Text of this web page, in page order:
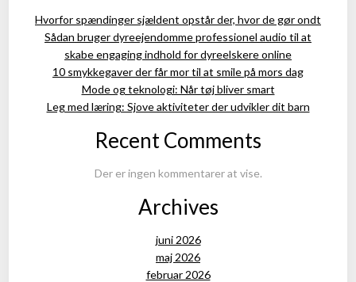
Hvorfor spændinger sjældent opstår der, hvor de gør ondt
Sådan bruger dyreejendomme professionel audio til at
skabe engaging indhold for dyreelskere online
10 smykkegaver der får mor til at smile på mors dag
Mode og teknologi: Når tøj bliver smart
Leg med læring: Sjove aktiviteter der udvikler dit barn
Recent Comments
Der er ingen kommentarer at vise.
Archives
juni 2026
maj 2026
februar 2026